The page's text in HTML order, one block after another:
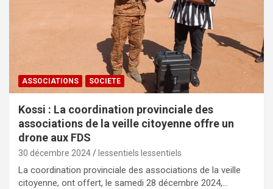
ASSOCIATIONS SOCIETE
Kossi : La coordination provinciale des
associations de la veille citoyenne offre un
drone aux FDS
30 décembre 2024 lessentiels lessentiels
La coordination provinciale des associations de la veille
citoyenne, ont offert, le samedi 28 décembre 2024,…